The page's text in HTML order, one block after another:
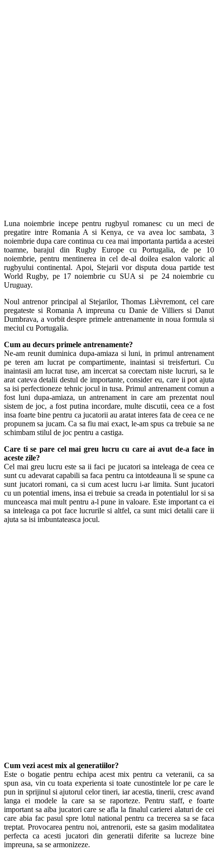
Luna noiembrie incepe pentru rugbyul romanesc cu un meci de
pregatire intre Romania A si Kenya, ce va avea loc sambata, 3
noiembrie dupa care continua cu cea mai importanta partida a acestei
toamne, barajul din Rugby Europe cu Portugalia, de pe 10
noiembrie, pentru mentinerea in cel de-al doilea esalon valoric al
rugbyului continental. Apoi, Stejarii vor disputa doua partide test
World Rugby, pe 17 noiembrie cu SUA si pe 24 noiembrie cu
Uruguay.
Noul antrenor principal al Stejarilor, Thomas Lièvremont, cel care
pregateste si Romania A impreuna cu Danie de Villiers si Danut
Dumbrava, a vorbit despre primele antrenamente in noua formula si
meciul cu Portugalia.
Cum au decurs primele antrenamente?
Ne-am reunit duminica dupa-amiaza si luni, in primul antrenament
pe teren am lucrat pe compartimente, inaintasi si treisferturi. Cu
inaintasii am lucrat tuse, am incercat sa corectam niste lucruri, sa le
arat cateva detalii destul de importante, consider eu, care ii pot ajuta
sa isi perfectioneze tehnic jocul in tusa. Primul antrenament comun a
fost luni dupa-amiaza, un antrenament in care am prezentat noul
sistem de joc, a fost putina incordare, multe discutii, ceea ce a fost
insa foarte bine pentru ca jucatorii au aratat interes fata de ceea ce ne
propunem sa jucam. Ca sa fiu mai exact, le-am spus ca trebuie sa ne
schimbam stilul de joc pentru a castiga.
Care ti se pare cel mai greu lucru cu care ai avut de-a face in
aceste zile?
Cel mai greu lucru este sa ii faci pe jucatori sa inteleaga de ceea ce
sunt cu adevarat capabili sa faca pentru ca intotdeauna li se spune ca
sunt jucatori romani, ca si cum acest lucru i-ar limita. Sunt jucatori
cu un potential imens, insa ei trebuie sa creada in potentialul lor si sa
munceasca mai mult pentru a-l pune in valoare. Este important ca ei
sa inteleaga ca pot face lucrurile si altfel, ca sunt mici detalii care ii
ajuta sa isi imbuntateasca jocul.
Cum vezi acest mix al generatiilor?
Este o bogatie pentru echipa acest mix pentru ca veteranii, ca sa
spun asa, vin cu toata experienta si toate cunostintele lor pe care le
pun in sprijinul si ajutorul celor tineri, iar acestia, tinerii, cresc avand
langa ei modele la care sa se raporteze. Pentru staff, e foarte
important sa aiba jucatori care se afla la finalul carierei alaturi de cei
care abia fac pasul spre lotul national pentru ca trecerea sa se faca
treptat. Provocarea pentru noi, antrenorii, este sa gasim modalitatea
perfecta ca acesti jucatori din generatii diferite sa lucreze bine
impreuna, sa se armonizeze.